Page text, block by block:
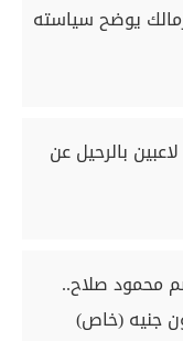
الزمالك يوضح سياسته
خاص | الزمالك يخطر 4 لاعبين بالرحيل عن
محمود صلاح..